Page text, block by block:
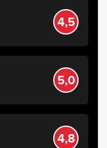
4,5
5,0
4,8